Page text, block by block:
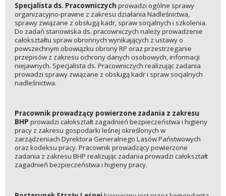
Specjalista ds. Pracowniczych prowadzi ogólne sprawy
organizacyjno-prawne z zakresu działania Nadleśnictwa,
sprawy związane z obsługą kadr, spraw socjalnych i szkolenia.
Do zadań stanowiska ds. pracowniczych należy prowadzenie
całokształtu spraw obronnych wynikających z ustawy o
powszechnym obowiązku obrony RP oraz przestrzeganie
przepisów z zakresu ochrony danych osobowych, informacji
niejawnych. Specjalista ds. Pracowniczych realizując zadania
prowadzi sprawy związane z obsługą kadr i spraw socjalnych
nadleśnictwa.
Pracownik prowadzący powierzone zadania z zakresu
BHP prowadzi całokształt zagadnień bezpieczeństwa i higieny
pracy z zakresu gospodarki leśnej określonych w
zarządzeniach Dyrektora Generalnego Lasów Państwowych
oraz kodeksu pracy. Pracownik prowadzący powierzone
zadania z zakresu BHP realizując zadania prowadzi całokształt
zagadnień bezpieczeństwa i higieny pracy.